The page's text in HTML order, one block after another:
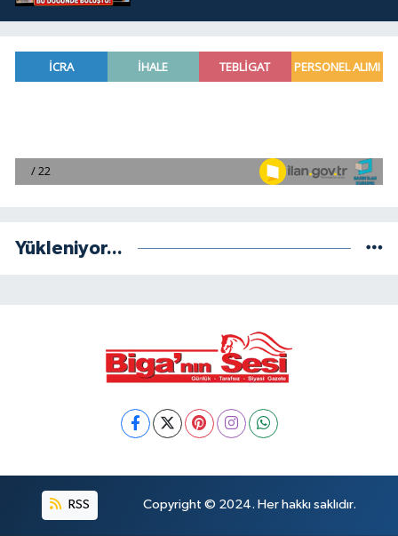
Yükleniyor...
RSS Copyright © 2024. Her hakkı saklıdır.